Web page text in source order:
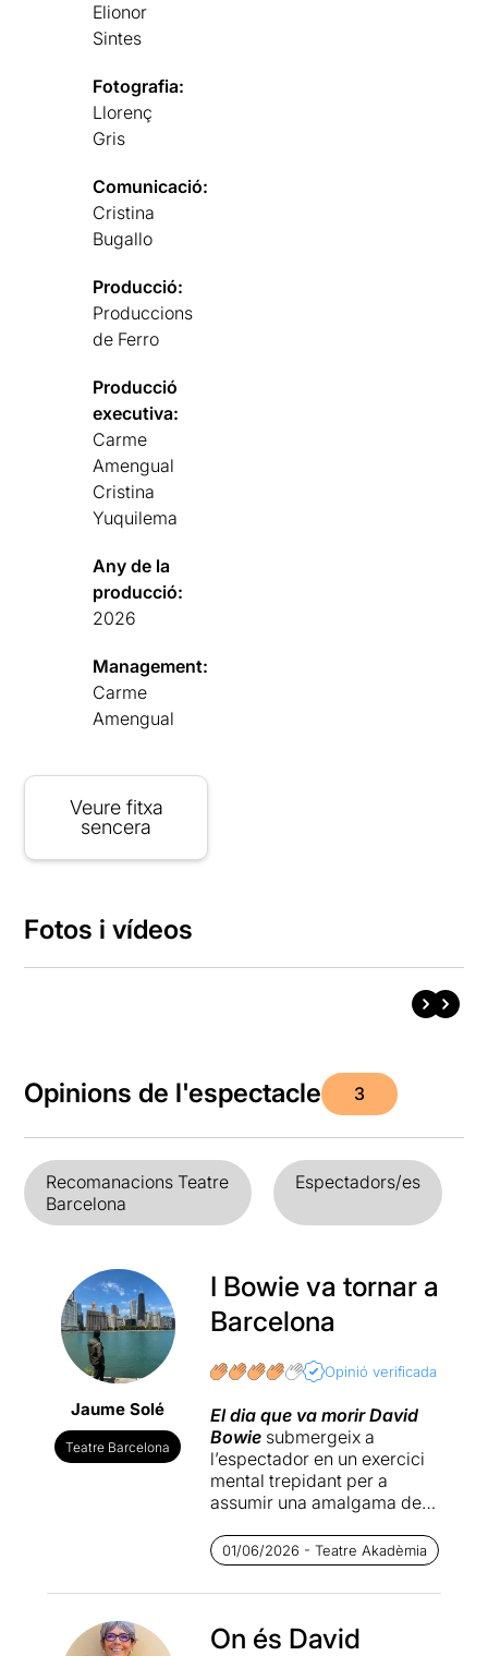
Elionor
Sintes
Fotografia:
Llorenç
Gris
Comunicació:
Cristina
Bugallo
Producció:
Produccions
de Ferro
Producció
executiva:
Carme
Amengual
Cristina
Yuquilema
Any de la
producció:
2026
Management:
Carme
Amengual
Veure fitxa
sencera
Fotos i vídeos
Opinions de l'espectacle 3
Recomanacions Teatre
Barcelona
Espectadors/es
Jaume Solé
Teatre Barcelona
I Bowie va tornar a
Barcelona
Opinió verificada
El dia que va morir David
Bowiesubmergeix a
l’espectador en un exercici
mental trepidant per a
assumir una amalgama de
ordenada i desordenada,
van apareixent en el
minimalista escenari del
igual pot convertir-se en una
01/06/2026 - Teatre Akadèmia
On és David